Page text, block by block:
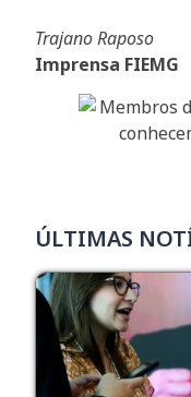
Trajano Raposo
Imprensa FIEMG
ÚLTIMAS